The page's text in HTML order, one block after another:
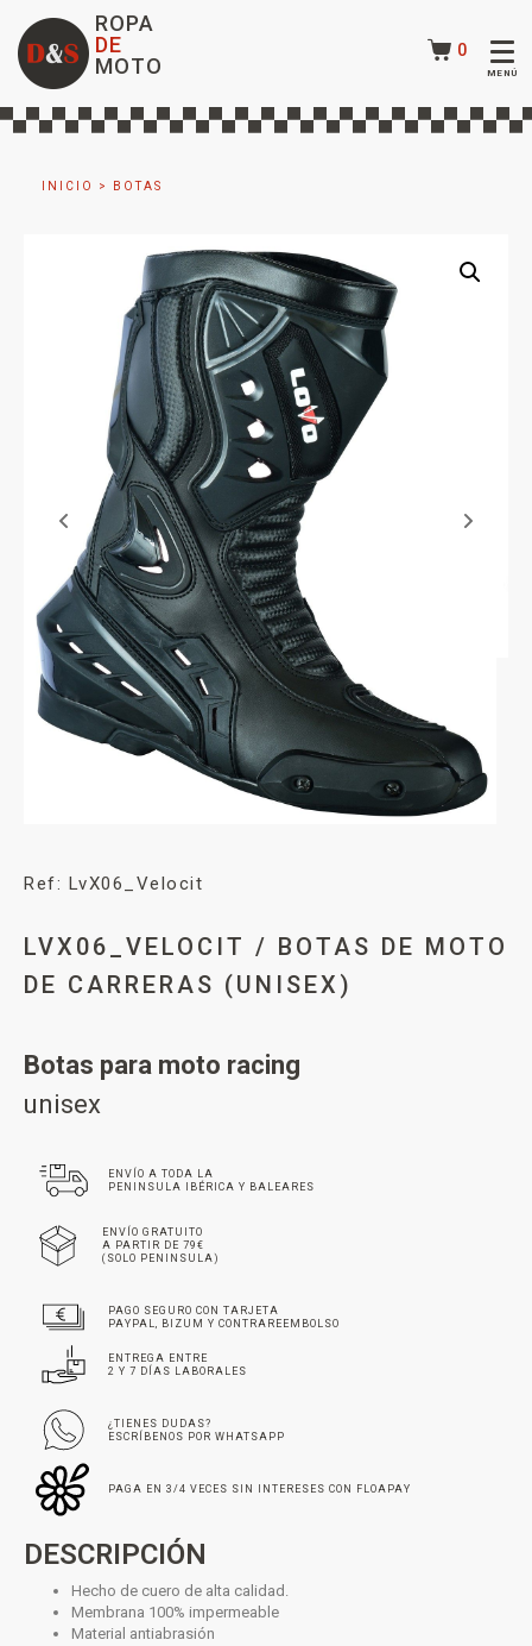
ROPA
DE
MOTO
0
INICIO > BOTAS
Ref: LvX06_Velocit
LVX06_VELOCIT / BOTAS DE MOTO
DE CARRERAS (UNISEX)
Botas para moto racing
unisex
ENVÍO A TODA LA
PENINSULA IBÉRICA Y BALEARES
ENVÍO GRATUITO
A PARTIR DE 79€
(SOLO PENINSULA)
PAGO SEGURO CON TARJETA
PAYPAL, BIZUM Y CONTRAREEMBOLSO
ENTREGA ENTRE
2 Y 7 DÍAS LABORALES
¿TIENES DUDAS?
ESCRÍBENOS POR WHATSAPP
PAGA EN 3/4 VECES SIN INTERESES CON FLOAPAY
DESCRIPCIÓN
Hecho de cuero de alta calidad.
Membrana 100% impermeable
Material antiabrasión